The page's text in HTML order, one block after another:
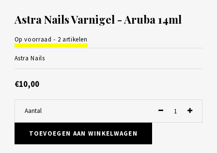
Astra Nails Varnigel - Aruba 14ml
Op voorraad - 2 artikelen
Astra Nails
€10,00
Aantal
TOEVOEGEN AAN WINKELWAGEN